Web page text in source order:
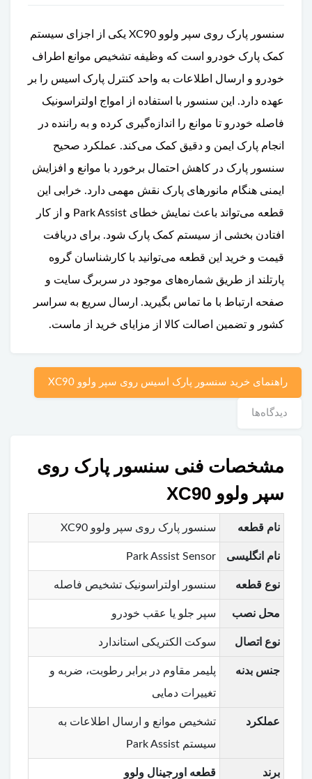
سنسور پارک روی سپر ولوو XC90 یکی از اجزای سیستم
کمک پارک خودرو است که وظیفه تشخیص موانع اطراف
خودرو و ارسال اطلاعات به واحد کنترل پارک اسیس را بر
عهده دارد. این سنسور با استفاده از امواج اولتراسونیک
فاصله خودرو تا موانع را اندازه‌گیری کرده و به راننده در
انجام پارک ایمن و دقیق کمک می‌کند. عملکرد صحیح
سنسور پارک در کاهش احتمال برخورد با موانع و افزایش
ایمنی هنگام مانورهای پارک نقش مهمی دارد. خرابی این
قطعه می‌تواند باعث نمایش خطای Park Assist و از کار
افتادن بخشی از سیستم کمک پارک شود. برای دریافت
قیمت و خرید این قطعه می‌توانید با کارشناسان گروه
پارتلند از طریق شماره‌های موجود در سربرگ سایت و
صفحه ارتباط با ما تماس بگیرید. ارسال سریع به سراسر
کشور و تضمین اصالت کالا از مزایای خرید از ماست.
راهنمای خرید سنسور پارک اسیس روی سپر ولوو XC90
دیدگاه‌ها
مشخصات فنی سنسور پارک روی
سپر ولوو XC90
نام قطعه سنسور پارک روی سپر ولوو XC90
نام انگلیسی Park Assist Sensor
نوع قطعه سنسور اولتراسونیک تشخیص فاصله
محل نصب سپر جلو یا عقب خودرو
نوع اتصال سوکت الکتریکی استاندارد
جنس بدنه
پلیمر مقاوم در برابر رطوبت، ضربه و
تغییرات دمایی
عملکرد
تشخیص موانع و ارسال اطلاعات به
سیستم Park Assist
برند قطعه اورجینال ولوو